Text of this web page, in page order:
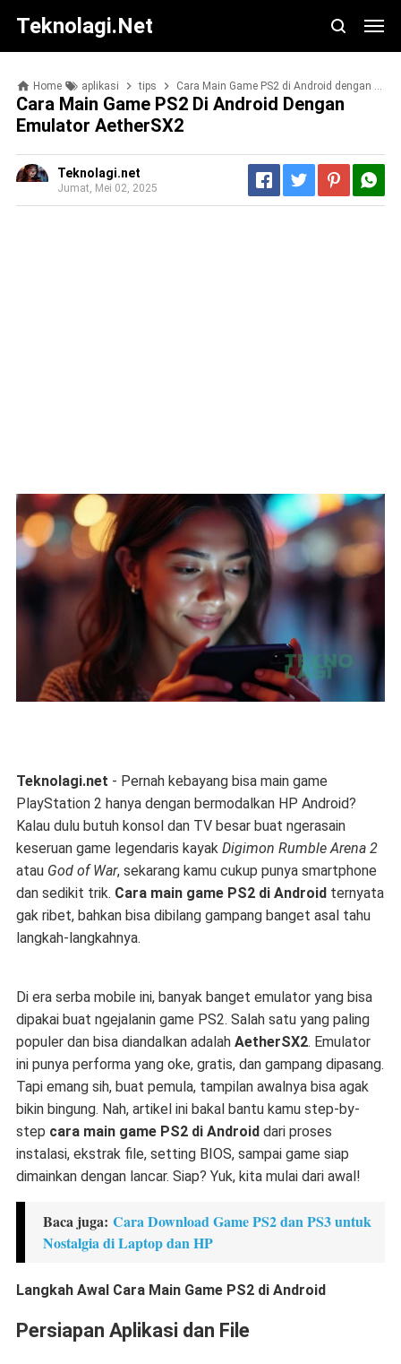
Teknolagi.net
Home aplikasi tips Cara Main Game PS2 di Android dengan Emulator AetherSX2
Cara Main Game PS2 Di Android Dengan
Emulator AetherSX2
Teknolagi.net
Jumat, Mei 02, 2025
Teknolagi.net - Pernah kebayang bisa main game
PlayStation 2 hanya dengan bermodalkan HP Android?
Kalau dulu butuh konsol dan TV besar buat ngerasain
keseruan game legendaris kayak Digimon Rumble Arena 2
atau God of War, sekarang kamu cukup punya smartphone
dan sedikit trik. Cara main game PS2 di Androidternyata
gak ribet, bahkan bisa dibilang gampang banget asal tahu
langkah-langkahnya.
Di era serba mobile ini, banyak banget emulator yang bisa
dipakai buat ngejalanin game PS2. Salah satu yang paling
populer dan bisa diandalkan adalah AetherSX2. Emulator
ini punya performa yang oke, gratis, dan gampang dipasang.
Tapi emang sih, buat pemula, tampilan awalnya bisa agak
bikin bingung. Nah, artikel ini bakal bantu kamu step-by-
step cara main game PS2 di Androiddari proses
instalasi, ekstrak file, setting BIOS, sampai game siap
dimainkan dengan lancar. Siap? Yuk, kita mulai dari awal!
Baca juga: Cara Download Game PS2 dan PS3 untuk
Nostalgia di Laptop dan HP
Langkah Awal Cara Main Game PS2 di Android
Persiapan Aplikasi dan File